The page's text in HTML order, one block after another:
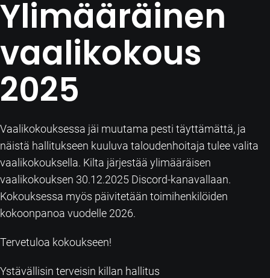
Ylimääräinen
vaalikokous
2025
Vaalikokouksessa jäi muutama pesti täyttämättä, ja
näistä hallitukseen kuuluva taloudenhoitaja tulee valita
vaalikokouksella. Kilta järjestää ylimääräisen
vaalikokouksen 30.12.2025 Discord-kanavallaan.
Kokouksessa myös päivitetään toimihenkilöiden
kokoonpanoa vuodelle 2026.
Tervetuloa kokoukseen!
Ystävällisin terveisin killan hallitus